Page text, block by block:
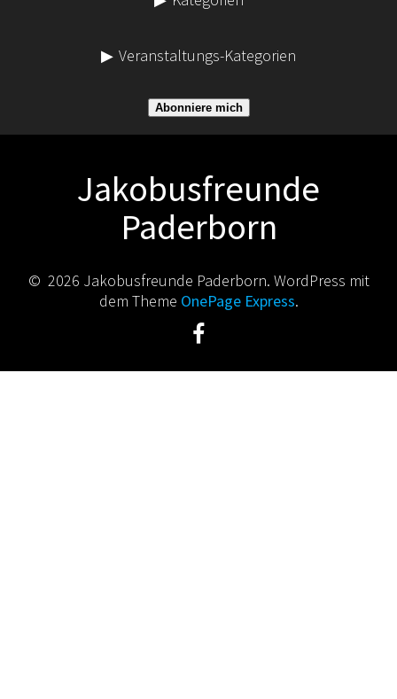
Veranstaltungs-Kategorien
Abonniere mich
Jakobusfreunde
Paderborn
© 2026 Jakobusfreunde Paderborn. WordPress mit
dem Theme OnePage Express.